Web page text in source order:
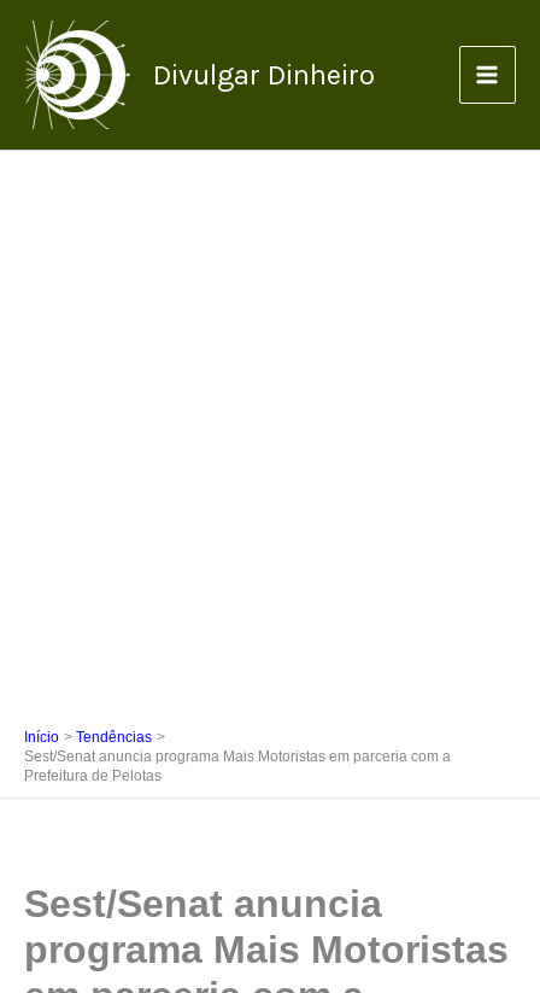
para
conteúdo
Divulgar Dinheiro
Início
Tendências
Sest/Senat anuncia programa Mais Motoristas em parceria com a
Prefeitura de Pelotas
Sest/Senat anuncia
programa Mais Motoristas